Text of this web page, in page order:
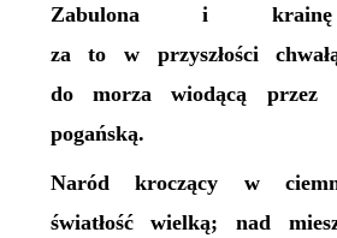
Zabulona i krainę
za to w przyszłości
do morza wiodącą przez
pogańską.
Naród kroczący w
światłość wielką; nad